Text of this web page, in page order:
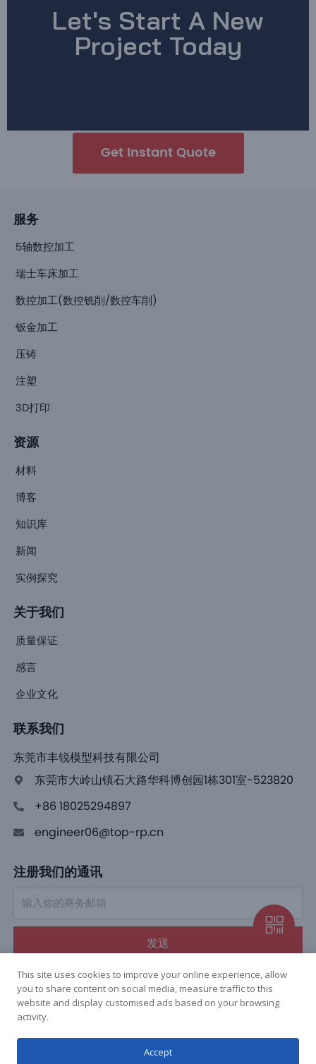
Let's Start A New
Project Today
Get Instant Quote
服务
5轴数控加工
瑞士车床加工
数控加工(数控铣削/数控车削)
钣金加工
压铸
注塑
3D打印
资源
材料
博客
知识库
新闻
实例探究
关于我们
质量保证
感言
企业文化
联系我们
东莞市丰锐模型科技有限公司
东莞市大岭山镇石大路华科博创园1栋301室-523820
+86 18025294897
engineer06@top-rp.cn
注册我们的通讯
发送
Copyright © 2023 Top Rapid Prototype Co., Ltd. All rights
This site uses cookies to improve your online experience, allow
you to share content on social media, measure traffic to this
website and display customised ads based on your browsing
activity.
Accept